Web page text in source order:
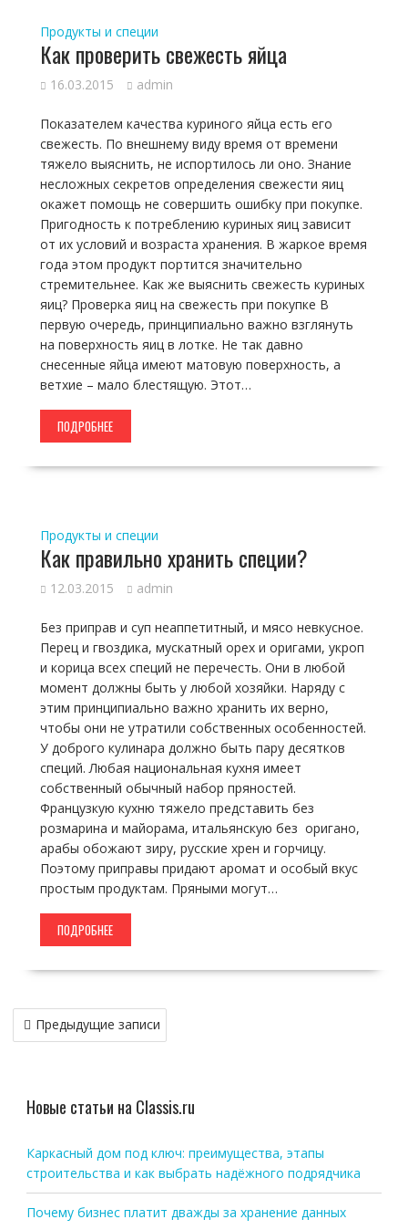
Продукты и специи
Как проверить свежесть яйца
16.03.2015 admin
Показателем качества куриного яйца есть его
свежесть. По внешнему виду время от времени
тяжело выяснить, не испортилось ли оно. Знание
несложных секретов определения свежести яиц
окажет помощь не совершить ошибку при покупке.
Пригодность к потреблению куриных яиц зависит
от их условий и возраста хранения. В жаркое время
года этом продукт портится значительно
стремительнее. Как же выяснить свежесть куриных
яиц? Проверка яиц на свежесть при покупке В
первую очередь, принципиально важно взглянуть
на поверхность яиц в лотке. Не так давно
снесенные яйца имеют матовую поверхность, а
ветхие – мало блестящую. Этот…
ПОДРОБНЕЕ
Продукты и специи
Как правильно хранить специи?
12.03.2015 admin
Без приправ и суп неаппетитный, и мясо невкусное.
Перец и гвоздика, мускатный орех и оригами, укроп
и корица всех специй не перечесть. Они в любой
момент должны быть у любой хозяйки. Наряду с
этим принципиально важно хранить их верно,
чтобы они не утратили собственных особенностей.
У доброго кулинара должно быть пару десятков
специй. Любая национальная кухня имеет
собственный обычный набор пряностей.
Французкую кухню тяжело представить без
розмарина и майорама, итальянскую без оригано,
арабы обожают зиру, русские хрен и горчицу.
Поэтому приправы придают аромат и особый вкус
простым продуктам. Пряными могут…
ПОДРОБНЕЕ
Навигация
по
Предыдущие записи
Новые статьи на Classis.ru
Каркасный дом под ключ: преимущества, этапы
строительства и как выбрать надёжного подрядчика
Почему бизнес платит дважды за хранение данных